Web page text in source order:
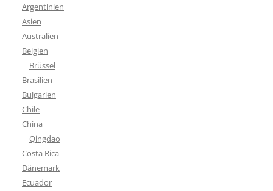
Argentinien
Asien
Australien
Belgien
Brüssel
Brasilien
Bulgarien
Chile
China
Qingdao
Costa Rica
Dänemark
Ecuador